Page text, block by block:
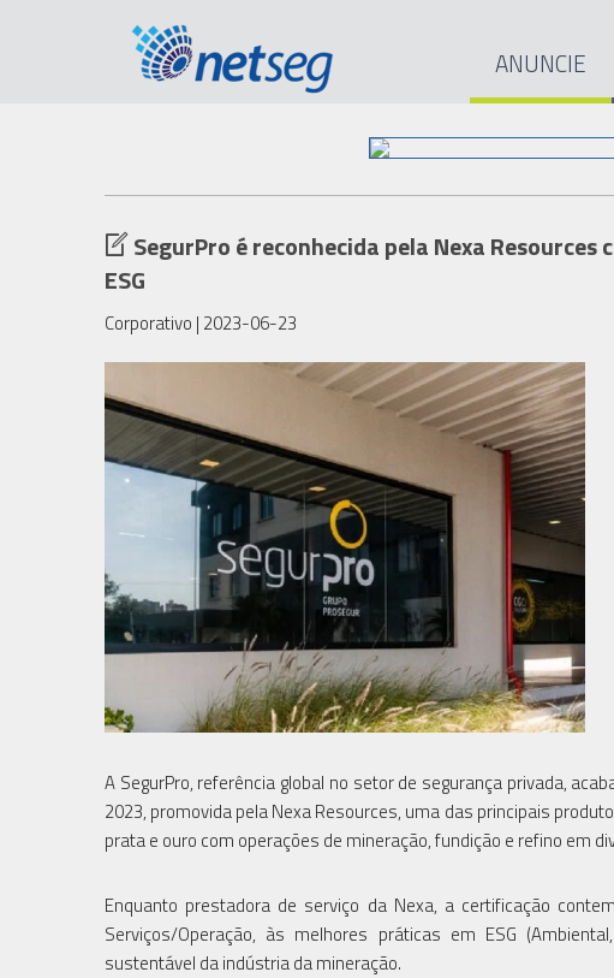
ANUNCIE
SegurPro é reconhecida pela Nexa
ESG
Corporativo | 2023-06-23
A SegurPro, referência global no setor de segurança privada,
2023, promovida pela Nexa Resources, uma das principais
prata e ouro com operações de mineração, fundição e refino em
Enquanto prestadora de serviço da Nexa, a certificação
Serviços/Operação, às melhores práticas em ESG
sustentável da indústria da mineração.